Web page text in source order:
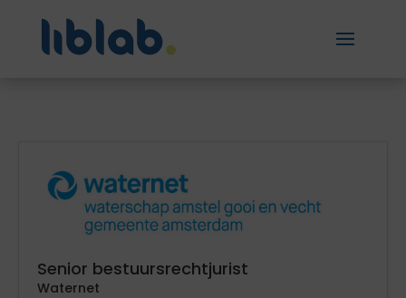
Senior bestuursrechtjurist
Waternet